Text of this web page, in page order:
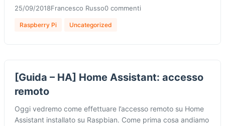
25/09/2018Francesco Russo0 commenti
Raspberry Pi Uncategorized
[Guida – HA] Home Assistant: accesso
remoto
Oggi vedremo come effettuare l’accesso remoto su Home
Assistant installato su Raspbian. Come prima cosa andiamo